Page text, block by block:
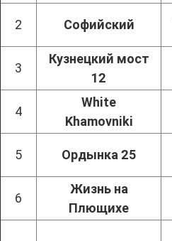
2 Софийский
3
Кузнецкий мост
12
4
White
Khamovniki
5 Ордынка 25
6
Жизнь на
Плющихе